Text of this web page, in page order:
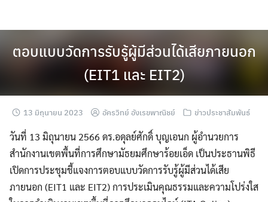
ตอบแบบวัดการรับรู้ผู้มีส่วนได้เสียภายนอก
(EIT1 และ EIT2)
13 มิถุนายน 2023 อัครวิทย์ อังเรขพาณิชย์ ข่าวประชาสัมพันธ์
วันที่ 13 มิถุนายน 2566 ดร.อดุลย์ศักดิ์ บุญเอนก ผู้อำนวยการ
สำนักงานเขตพื้นที่การศึกษามัธยมศึกษาร้อยเอ็ด เป็นประธานพิธี
เปิดการประชุมชี้แจงการตอบแบบวัดการรับรู้ผู้มีส่วนได้เสีย
ภายนอก (EIT1 และ EIT2) การประเมินคุณธรรมและความโปร่งใส